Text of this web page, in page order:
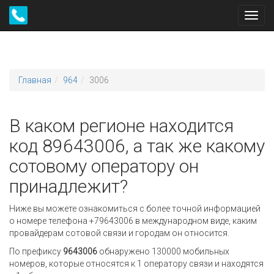
Главная 964 3006
В каком регионе находится
код 89643006, а так же какому
сотовому оператору он
принадлежит?
Ниже вы можете ознакомиться с более точной информацией
о номере телефона +79643006 в международном виде, каким
провайдерам сотовой связи и городам он относится.
По префиксу 9643006 обнаружено 130000 мобильных
номеров, которые относятся к 1 оператору связи и находятся